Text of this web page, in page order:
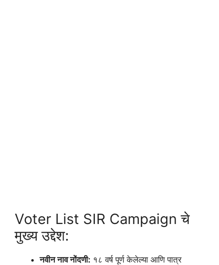
Voter List SIR Campaign चे
मुख्य उद्देश:
नवीन नाव नोंदणी: १८ वर्ष पूर्ण केलेल्या आणि पात्र